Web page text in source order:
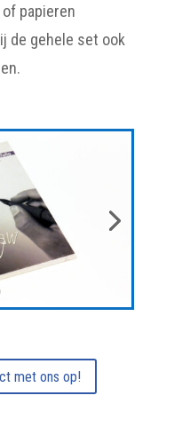
papieren
de gehele set ook
met ons op!